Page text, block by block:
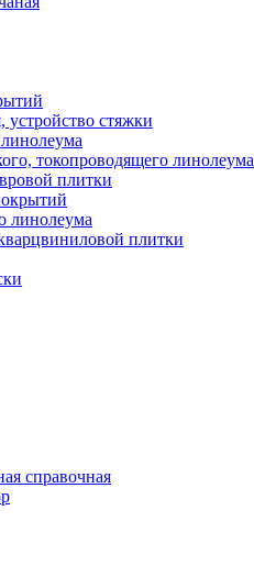
устройство стяжки
токопроводящего линолеума
плитки
линолеума
плитки
справочная